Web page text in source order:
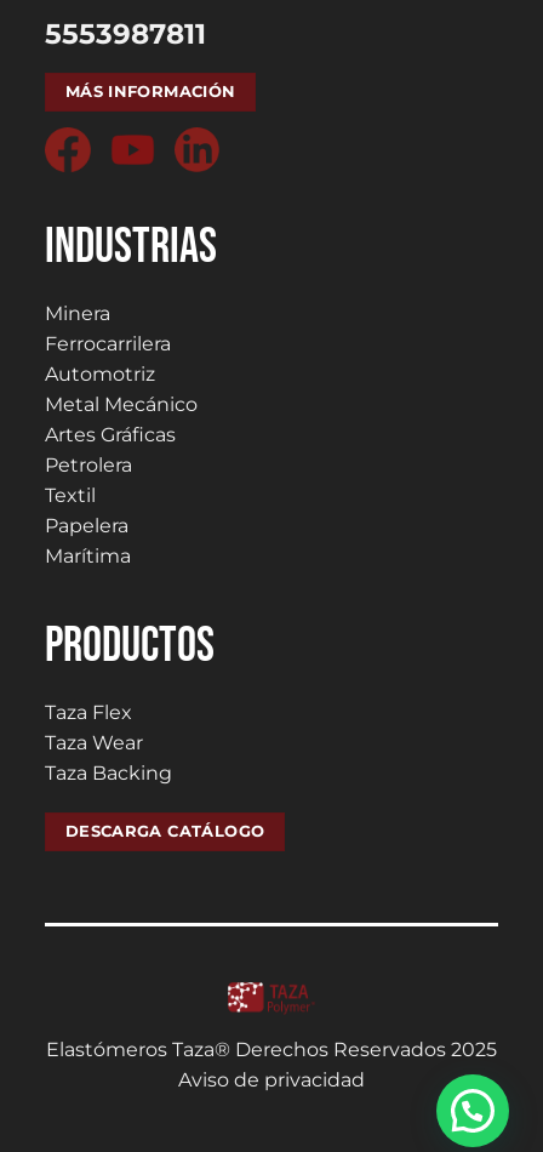
5553987811
MÁS INFORMACIÓN
Industrias
Minera
Ferrocarrilera
Automotriz
Metal Mecánico
Artes Gráficas
Petrolera
Textil
Papelera
Marítima
PRODUCTOS
Taza Flex
Taza Wear
Taza Backing
DESCARGA CATÁLOGO
Elastómeros Taza® Derechos Reservados 2025
Aviso de privacidad